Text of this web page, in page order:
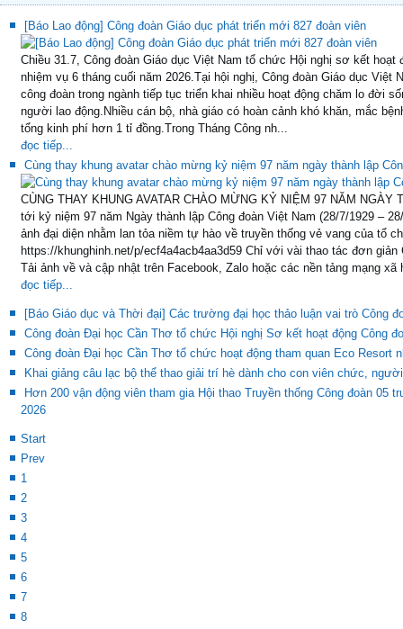
[Báo Lao động] Công đoàn Giáo dục phát triển mới 827 đoàn viên
Chiều 31.7, Công đoàn Giáo dục Việt Nam tổ chức Hội nghị sơ kết hoạt
nhiệm vụ 6 tháng cuối năm 2026.Tại hội nghị, Công đoàn Giáo dục Việt
công đoàn trong ngành tiếp tục triển khai nhiều hoạt động chăm lo đời
người lao động.Nhiều cán bộ, nhà giáo có hoàn cảnh khó khăn, mắc
tổng kinh phí hơn 1 tỉ đồng.Trong Tháng Công nh...
đọc tiếp...
Cùng thay khung avatar chào mừng kỷ niệm 97 năm ngày thành lập
CÙNG THAY KHUNG AVATAR CHÀO MỪNG KỶ NIỆM 97 NĂM
tới kỷ niệm 97 năm Ngày thành lập Công đoàn Việt Nam (28/7/1929 –
ảnh đại diện nhằm lan tỏa niềm tự hào về truyền thống vẻ vang của tổ
https://khunghinh.net/p/ecf4a4acb4aa3d59 Chỉ với vài thao tác đơn
Tải ảnh về và cập nhật trên Facebook, Zalo hoặc các nền tảng mạng xã
đọc tiếp...
[Báo Giáo dục và Thời đại] Các trường đại học thảo luận vai trò Công
Công đoàn Đại học Cần Thơ tổ chức Hội nghị Sơ kết hoạt động Công
Công đoàn Đại học Cần Thơ tổ chức hoạt động tham quan Eco Resort
Khai giảng câu lạc bộ thể thao giải trí hè dành cho con viên chức,
Hơn 200 vận động viên tham gia Hội thao Truyền thống Công đoàn 05
2026
Start
Prev
1
2
3
4
5
6
7
8